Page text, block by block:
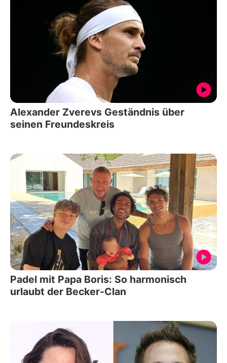
Alexander Zverevs Geständnis über
seinen Freundeskreis
Padel mit Papa Boris: So harmonisch
urlaubt der Becker-Clan